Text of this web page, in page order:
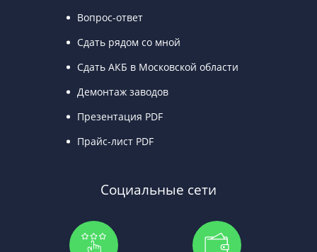
Вопрос-ответ
Сдать рядом со мной
Сдать АКБ в Московской области
Демонтаж заводов
Презентация PDF
Прайс-лист PDF
Социальные сети